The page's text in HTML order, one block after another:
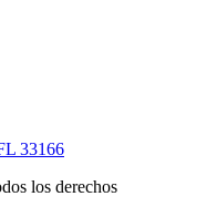
33166
los derechos